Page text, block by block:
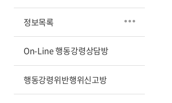
정보목록
On-Line 행동강령상담방
행동강령위반행위신고방